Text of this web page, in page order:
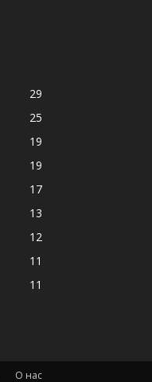
29
25
19
19
17
13
12
11
11
О нас